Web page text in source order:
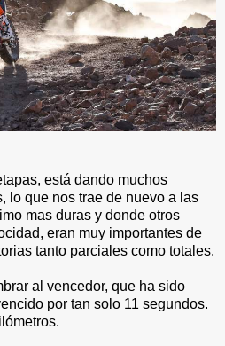
está dando muchos
lo que nos trae de nuevo a las
mas duras y donde otros
eran muy importantes de
tanto parciales como totales.
al vencedor, que ha sido
por tan solo 11 segundos.